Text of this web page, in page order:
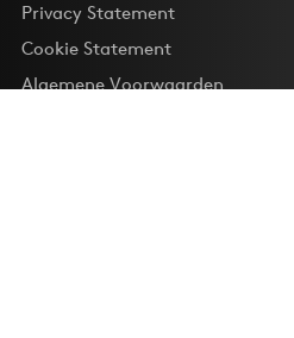
Privacy Statement
Cookie Statement
Algemene Voorwaarden